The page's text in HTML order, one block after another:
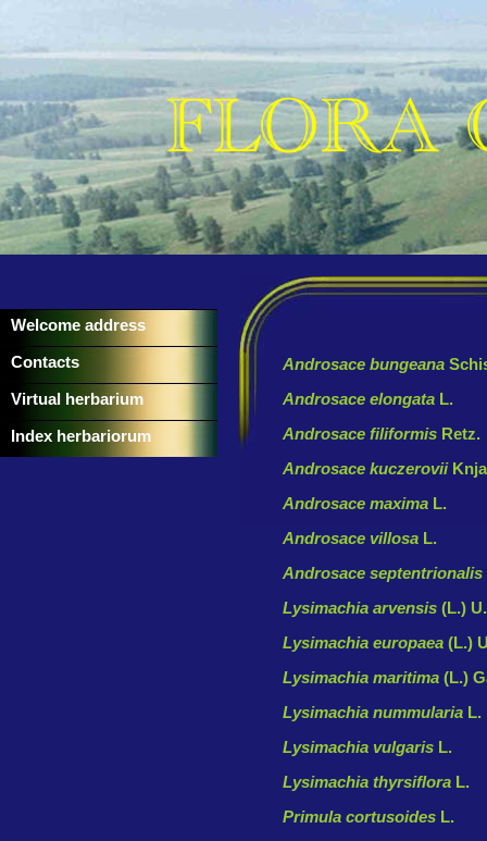
Welcome address
Contacts
Virtual herbarium
Index herbariorum
Androsace bungeana
Androsace elongata L.
Androsace filiformis Retz.
Androsace kuczerovii
Androsace maxima L.
Androsace villosa L.
Androsace septentrionalis
Lysimachia arvensis (L.)
Lysimachia europaea (L.)
Lysimachia maritima (L.)
Lysimachia nummularia L.
Lysimachia vulgaris L.
Lysimachia thyrsiflora L.
Primula cortusoides L.